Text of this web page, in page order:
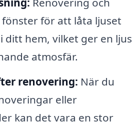
för att låta ljuset
ditt hem, vilket ger en ljus
atmosfär.
renovering: När du
eller
kan det vara en stor